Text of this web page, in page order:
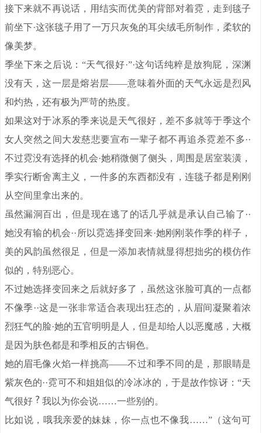
接下来就不再说话，用结实而优美的背部对着霓，走到毯子
前坐下·这张毯子用了一万只灰兔的耳尖绒毛所制作，柔软的
像美梦。
季坐下来之后说：“天气很好·”·这句话纯粹是放狗屁，深渊
没有天，这一层是熔岩层——意味着外面的天气永远是烈风
和灼热，还有极为严苛的热度。
如果这对于冰系的季来说是天气很好，差不多就等于季这个
女人突然之间大发慈悲要宣布一辈子都不再追杀霓差不多··
不过霓没有选择的机会·她稍微侧了侧头，周围是居室装潢，
季实行断舍离主义，一件多的东西都没有，连毯子都是刚刚
从空间里拿出来的。
虽然漏洞百出，但是现在逃了的话几乎就是承认自己输了··
她没有输的机会··所以霓选择变回来·她刚刚装作季的样子，
美的风韵虽然很足，但是一添加表情就显得想拙劣的模仿作
似的，特别恶心。
不过她选择变回来之后就好多了，虽然这张脸可真的一点都
不像季··这是一张非常适合表现出狂态的，从眉间凝聚着浓
烈狂气的脸·她的五官明明是人，但是却给人以恶魔感，大概
是因为肤色都是和季相反的古铜色。
她的眉毛像火焰一样挑高——不过和季不同的是，那眼睛是
紫灰色的··霓可不和姐姐似的冷冰冰的，于是故作惊讶：“天
气很好
我以为你会说……一些别的。
比如说，哦我亲爱的妹妹，你一点也不像我……”（这句可